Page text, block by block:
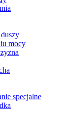
mocy
specjalne